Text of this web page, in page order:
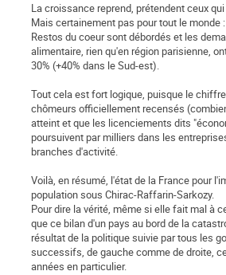
La croissance reprend, prétendent ceux
Mais certainement pas pour tout le monde
Restos du coeur sont débordés et les
alimentaire, rien qu'en région parisienne,
30% (+40% dans le Sud-est).
Tout cela est fort logique, puisque le
chômeurs officiellement recensés
atteint et que les licenciements dits
poursuivent par milliers dans les
branches d'activité.
Voilà, en résumé, l'état de la France pour
population sous Chirac-Raffarin-Sarkozy.
Pour dire la vérité, même si elle fait mal à
que ce bilan d'un pays au bord de la
résultat de la politique suivie par tous les
successifs, de gauche comme de droite,
années en particulier.